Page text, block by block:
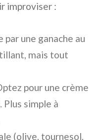
improviser :
par une ganache au
mais tout
pour une crème
simple à
(olive, tournesol,